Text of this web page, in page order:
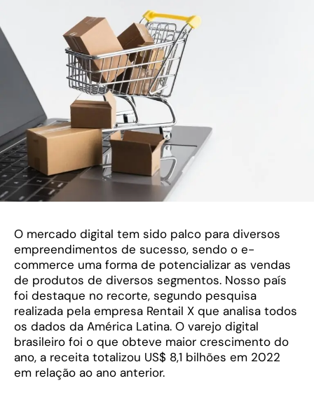
O mercado digital tem sido palco para diversos
empreendimentos de sucesso, sendo o e-
commerce uma forma de potencializar as vendas
de produtos de diversos segmentos. Nosso país
foi destaque no recorte, segundo pesquisa
realizada pela empresa Rentail X que analisa todos
os dados da América Latina. O varejo digital
brasileiro foi o que obteve maior crescimento do
ano, a receita totalizou US$ 8,1 bilhões em 2022
em relação ao ano anterior.